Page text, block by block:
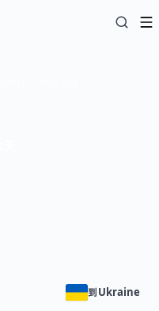
到 Ukraine